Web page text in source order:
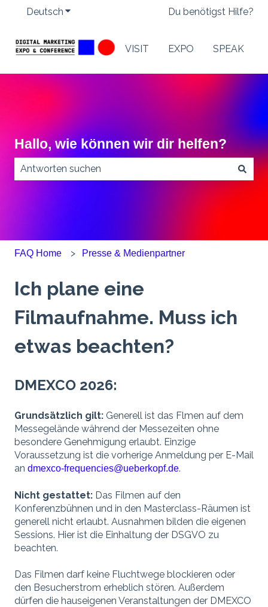
Deutsch Untermenü für Übersetzungen anzeigen
Du benötigst Hilfe?
VISIT EXPO SPEAK
Hallo, wie können wir dir helfen?
FAQ Home Presse & Medienpartner
Ich plane eine
Filmaufnahme. Muss ich
etwas beachten?
DMEXCO 2026:
Grundsätzlich gilt: Generell ist das Flmen auf dem
Messegelände während der Messezeiten ohne
besondere Genehmigung erlaubt. Einzige
Voraussetzung ist die vorherige Anmeldung per E-Mail
an dmexco-frequencies@ueberkopf.de.
Nicht gestattet: Das Filmen auf den
Konferenzbühnen und in den Masterclass-Räumen ist
generell nicht erlaubt. Ausnahmen bilden die eigenen
Sessions. Hier ist die Einhaltung der DSGVO zu
beachten.
Das Filmen darf keine Fluchtwege blockieren oder
den Besucherstrom erheblich stören. Außerdem
dürfen die hauseigenen Veranstaltungen der DMEXCO